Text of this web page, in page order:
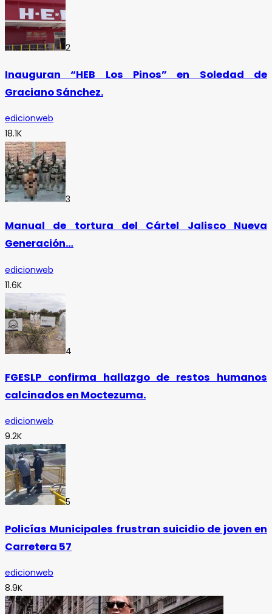
2
Inauguran “HEB Los Pinos” en Soledad de
Graciano Sánchez.
edicionweb
18.1K
3
Manual de tortura del Cártel Jalisco Nueva
Generación…
edicionweb
11.6K
4
FGESLP confirma hallazgo de restos humanos
calcinados en Moctezuma.
edicionweb
9.2K
5
Policías Municipales frustran suicidio de joven en
Carretera 57
edicionweb
8.9K